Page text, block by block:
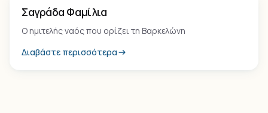
Μνημείο
Σαγράδα Φαμίλια
Ο ημιτελής ναός που ορίζει τη Βαρκελώνη
Διαβάστε περισσότερα